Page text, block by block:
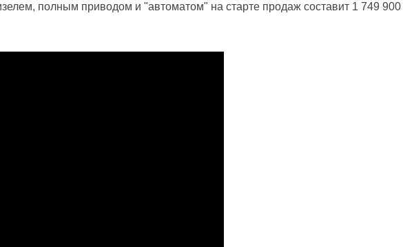
полным приводом и "автоматом" на старте продаж составит 1 749 900